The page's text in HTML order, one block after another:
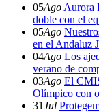
05Ago Aurora
doble con el
05Ago
en el Andaluz
04Ago Los
verano de
03Ago El
Olímpico con
31Jul